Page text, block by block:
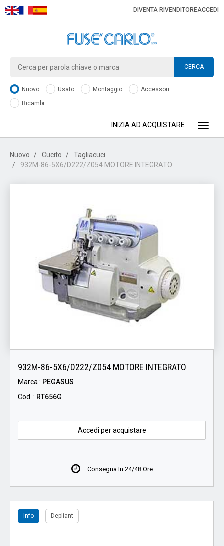
DIVENTA RIVENDITOREACCEDI
CERCA
Nuovo Usato Montaggio
Accessori
Ricambi
INIZIA AD ACQUISTARE
Nuovo Cucito
Tagliacuci
932M-86-5X6/D222/Z054 MOTORE INTEGRATO
932M-86-5X6/D222/Z054 MOTORE INTEGRATO
Marca : PEGASUS
Cod. : RT656G
Accedi per acquistare
Consegna In 24/48 Ore
Info Depliant